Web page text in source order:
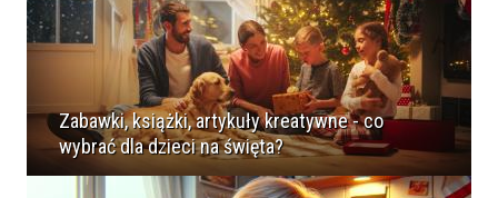
Zabawki, książki, artykuły kreatywne - co
wybrać dla dzieci na święta?